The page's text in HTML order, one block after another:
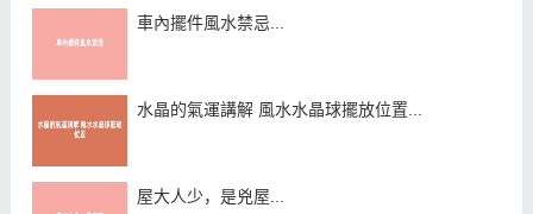
車內擺件風水禁忌...
水晶的氣運講解 風水水晶球擺放位置...
屋大人少，是兇屋...